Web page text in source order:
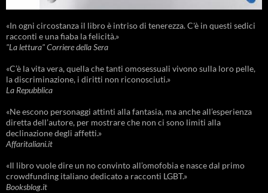
«In ogni circostanza il libro è intriso di tenerezza. C'è in questi sedici
racconti e una fiaba la felicità.»
"La lettura" Corriere della Sera
«C’è la vita vera, quella che tanti omosessuali vivono sulla loro pelle,
la discriminazione, i diritti non riconosciuti.»
La Repubblica
«Ne escono personaggi attinti alla fantasia, ma anche all’esperienza
diretta dell’autore, per mostrare che non ci sono limiti alla
declinazione degli affetti.»
Affaritaliani.it
«Il libro vuole dire un no convinto all’omofobia e nasce dal primo
crowdfunding italiano dedicato a racconti LGBT.»
Booksblog.it